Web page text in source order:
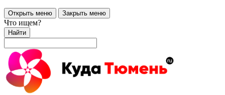
Открыть меню Закрыть меню
Что ищем?
Найти